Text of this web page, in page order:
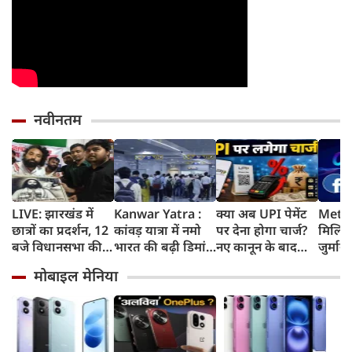
नवीनतम
LIVE: झारखंड में
छात्रों का प्रदर्शन, 12
बजे विधानसभा की
Kanwar Yatra :
कांवड़ यात्रा में नमो
भारत की बढ़ी डिमांड,
कई स्टेशनों पर 50%
तक बढ़ी यात्रियों की
संख्या
क्या अब UPI पेमेंट
पर देना होगा चार्ज?
नए कानून के बाद
शुल्क और किसे नहीं
Meta
कोर्ट
मोबाइल मेनिया